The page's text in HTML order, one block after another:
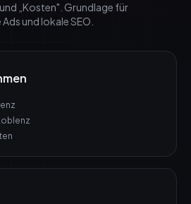
„Kosten". Grundlage für
und lokale SEO.